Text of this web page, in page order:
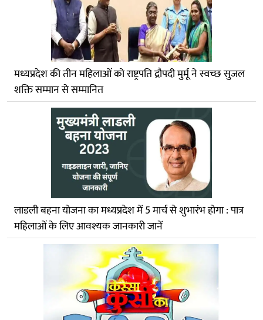
मध्यप्रदेश की तीन महिलाओं को राष्ट्रपति द्रौपदी मुर्मू ने स्वच्छ सुजल
शक्ति सम्मान से सम्मानित
लाडली बहना योजना का मध्यप्रदेश में 5 मार्च से शुभारंभ होगा : पात्र
महिलाओं के लिए आवश्यक जानकारी जानें